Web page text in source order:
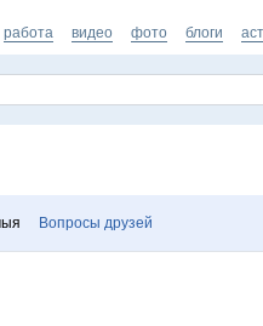
работа видео фото блоги
Вопросы друзей